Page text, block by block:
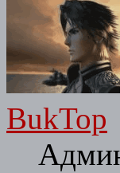
BukTop